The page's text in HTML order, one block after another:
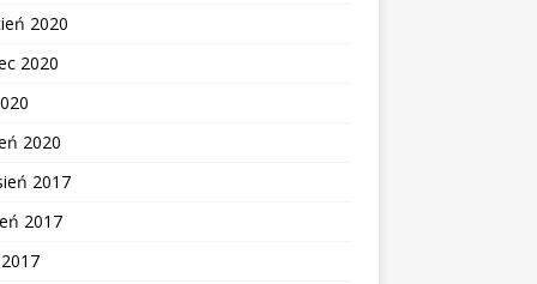
2020
2020
2020
2017
2017